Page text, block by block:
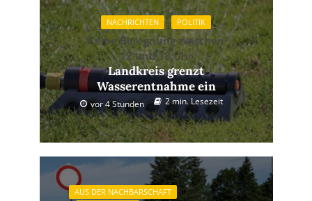
NACHRICHTEN POLITIK
Keine Beregnung zwischen
12 und 18 Uhr
Landkreis grenzt
Wasserentnahme ein
vor 4 Stunden 2 min. Lesezeit
AUS DER NACHBARSCHAFT